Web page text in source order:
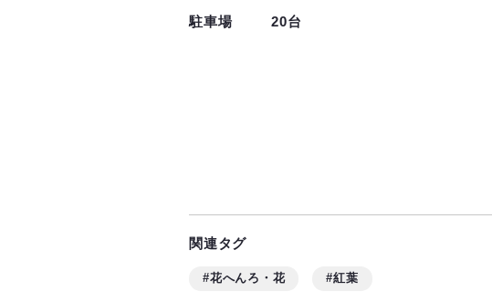
駐車場 20台
関連タグ
#花へんろ・花 #紅葉